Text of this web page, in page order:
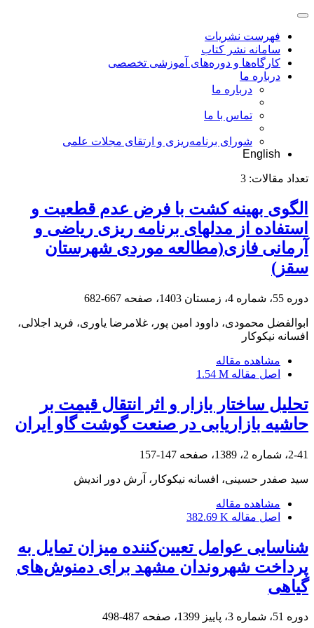
فهرست نشریات
سامانه نشر کتاب
کارگاه‌ها و دوره‌های آموزشی تخصصی
درباره ما
درباره ما
تماس با ما
شورای برنامه‌ریزی و ارتقای مجلات علمی
English
تعداد مقالات: 3
الگوی بهینه کشت با فرض عدم قطعیت و
استفاده از مدلهای برنامه ریزی ریاضی و
آرمانی فازی(مطالعه موردی شهرستان
سقز)
دوره 55، شماره 4، زمستان 1403، صفحه 667-682
ابوالفضل محمودی، داوود امین پور، غلامرضا یاوری، فرید اجلالی،
افسانه نیکوکار
مشاهده مقاله
اصل مقاله 1.54 M
تحلیل ساختار بازار و اثر انتقال قیمت بر
حاشیه بازاریابی در صنعت گوشت گاو ایران
2-41، شماره 2، 1389، صفحه 147-157
سید صفدر حسینی، افسانه نیکوکار، آرش دور اندیش
مشاهده مقاله
اصل مقاله 382.69 K
شناسایی عوامل تعیین‌کننده میزان تمایل به
پرداخت شهروندان مشهد برای دمنوش‌های
گیاهی
دوره 51، شماره 3، پاییز 1399، صفحه 487-498